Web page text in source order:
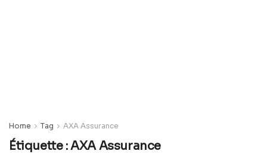
Home Tag AXA Assurance
Étiquette :AXA Assurance